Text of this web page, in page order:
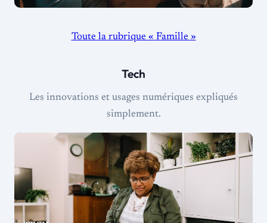
Toute la rubrique « Famille »
Tech
Les innovations et usages numériques expliqués
simplement.